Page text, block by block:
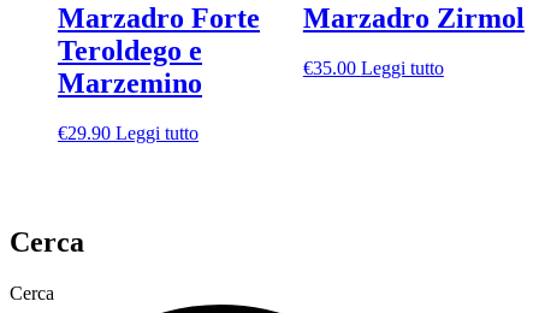
Marzadro Forte
Teroldego e
Marzemino
€29.90 Leggi tutto
Marzadro Zirmol
€35.00 Leggi tutto
Cerca
Cerca